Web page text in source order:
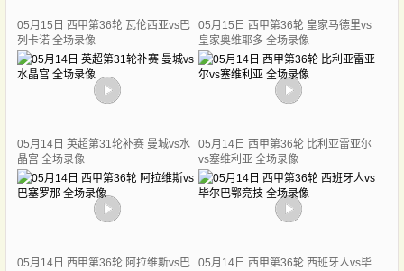
05月15日 西甲第36轮 瓦伦西亚vs巴
列卡诺 全场录像
05月15日 西甲第36轮 皇家马德里vs
皇家奥维耶多 全场录像
05月14日 英超第31轮补赛 曼城vs水
晶宫 全场录像
05月14日 西甲第36轮 比利亚雷亚尔
vs塞维利亚 全场录像
05月14日 西甲第36轮 阿拉维斯vs巴
05月14日 西甲第36轮 西班牙人vs毕